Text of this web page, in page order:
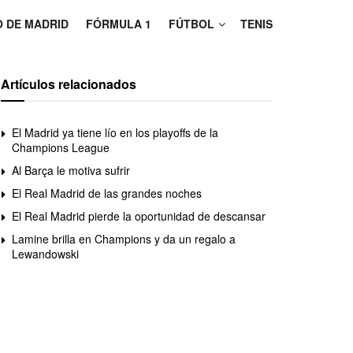
DE MADRID FÓRMULA 1 FÚTBOL TENIS
Artículos relacionados
El Madrid ya tiene lío en los playoffs de la
Champions League
Al Barça le motiva sufrir
El Real Madrid de las grandes noches
El Real Madrid pierde la oportunidad de descansar
Lamine brilla en Champions y da un regalo a
Lewandowski